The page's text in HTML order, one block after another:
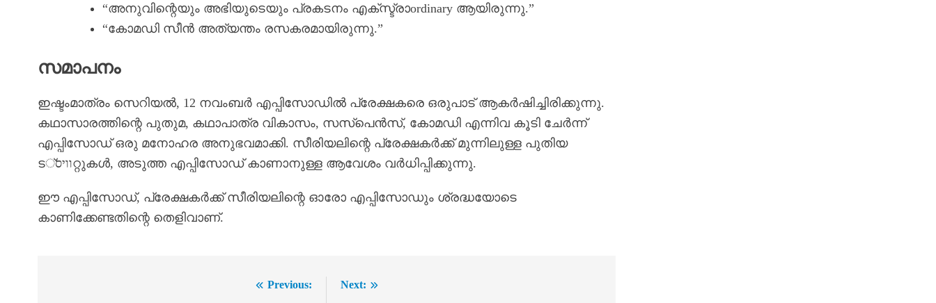
“അനുവിന്റെയും അഭിയുടെയും പ്രകടനം എക്സ്ട്രാordinary ആയിരുന്നു.”
“കോമഡി സീൻ അത്യന്തം രസകരമായിരുന്നു.”
സമാപനം
ഇഷ്ടംമാത്രം സെറിയൽ, 12 നവംബർ എപ്പിസോഡിൽ പ്രേക്ഷകരെ ഒരുപാട് ആകർഷിച്ചിരിക്കുന്നു.
കഥാസാരത്തിന്റെ പുതുമ, കഥാപാത്ര വികാസം, സസ്പെൻസ്, കോമഡി എന്നിവ കൂടി ചേർന്ന്
എപ്പിസോഡ് ഒരു മനോഹര അനുഭവമാക്കി. സീരിയലിന്റെ പ്രേക്ഷകർക്ക് മുന്നിലുള്ള പുതിയ
ടוויס്റ്റുകൾ, അടുത്ത എപ്പിസോഡ് കാണാനുള്ള ആവേശം വർധിപ്പിക്കുന്നു.
ഈ എപ്പിസോഡ്, പ്രേക്ഷകർക്ക് സീരിയലിന്റെ ഓരോ എപ്പിസോഡും ശ്രദ്ധയോടെ
കാണിക്കേണ്ടതിന്റെ തെളിവാണ്.
Previous: Next: